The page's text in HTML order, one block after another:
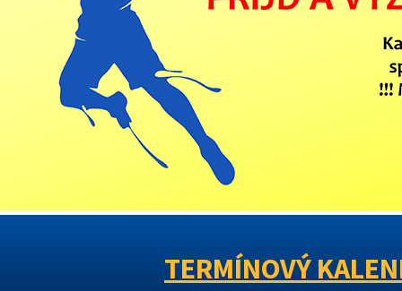
TERMÍNOVÝ